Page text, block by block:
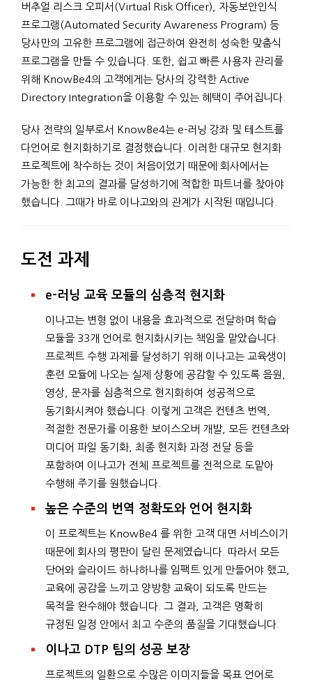
버추얼 리스크 오피서(Virtual Risk Officer), 자동보안인식
프로그램(Automated Security Awareness Program) 등
당사만의 고유한 프로그램에 접근하여 완전히 성숙한 맞춤식
프로그램을 만들 수 있습니다. 또한, 쉽고 빠른 사용자 관리를
위해 KnowBe4의 고객에게는 당사의 강력한 Active
Directory Integration을 이용할 수 있는 혜택이 주어집니다.
당사 전략의 일부로서 KnowBe4는 e-러닝 강좌 및 테스트를
다언어로 현지화하기로 결정했습니다. 이러한 대규모 현지화
프로젝트에 착수하는 것이 처음이었기 때문에 회사에서는
가능한 한 최고의 결과를 달성하기에 적합한 파트너를 찾아야
했습니다. 그때가 바로 이나고와의 관계가 시작된 때입니다.
도전 과제
e-러닝 교육 모듈의 심층적 현지화
이나고는 변형 없이 내용을 효과적으로 전달하며 학습
모듈을 33개 언어로 현지화시키는 책임을 맡았습니다.
프로젝트 수행 과제를 달성하기 위해 이나고는 교육생이
훈련 모듈에 나오는 실제 상황에 공감할 수 있도록 음원,
영상, 문자를 심층적으로 현지화하여 성공적으로
동기화시켜야 했습니다. 이렇게 고객은 컨텐츠 번역,
적절한 전문가를 이용한 보이스오버 개발, 모든 컨텐츠와
미디어 파일 동기화, 최종 현지화 과정 전달 등을
포함하여 이나고가 전체 프로젝트를 전적으로 도맡아
수행해 주기를 원했습니다.
높은 수준의 번역 정확도와 언어 현지화
이 프로젝트는 KnowBe4 를 위한 고객 대면 서비스이기
때문에 회사의 평판이 달린 문제였습니다. 따라서 모든
단어와 슬라이드 하나하나를 임팩트 있게 만들어야 했고,
교육에 공감을 느끼고 양방향 교육이 되도록 만드는
목적을 완수해야 했습니다. 그 결과, 고객은 명확히
규정된 일정 안에서 최고 수준의 품질을 기대했습니다.
이나고 DTP 팀의 성공 보장
프로젝트의 일환으로 수많은 이미지들을 목표 언어로